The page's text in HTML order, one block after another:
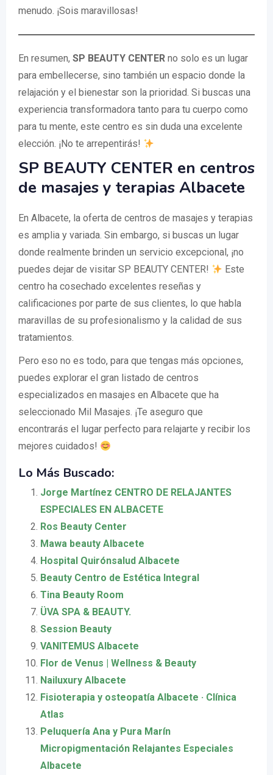
menudo. ¡Sois maravillosas!
En resumen, SP BEAUTY CENTER no solo es un lugar
para embellecerse, sino también un espacio donde la
relajación y el bienestar son la prioridad. Si buscas una
experiencia transformadora tanto para tu cuerpo como
para tu mente, este centro es sin duda una excelente
elección. ¡No te arrepentirás!
SP BEAUTY CENTER en centros
de masajes y terapias Albacete
En Albacete, la oferta de centros de masajes y terapias
es amplia y variada. Sin embargo, si buscas un lugar
donde realmente brinden un servicio excepcional, ¡no
puedes dejar de visitar SP BEAUTY CENTER!
Este
centro ha cosechado excelentes reseñas y
calificaciones por parte de sus clientes, lo que habla
maravillas de su profesionalismo y la calidad de sus
tratamientos.
Pero eso no es todo, para que tengas más opciones,
puedes explorar el gran listado de centros
especializados en masajes en Albacete que ha
seleccionado Mil Masajes. ¡Te aseguro que
encontrarás el lugar perfecto para relajarte y recibir los
mejores cuidados!
Lo Más Buscado:
Jorge Martínez CENTRO DE RELAJANTES
ESPECIALES EN ALBACETE
Ros Beauty Center
Mawa beauty Albacete
Hospital Quirónsalud Albacete
Beauty Centro de Estética Integral
Tina Beauty Room
ÜVA SPA & BEAUTY.
Session Beauty
VANITEMUS Albacete
Flor de Venus | Wellness & Beauty
Nailuxury Albacete
Fisioterapia y osteopatía Albacete · Clínica
Atlas
Peluquería Ana y Pura Marín
Micropigmentación Relajantes Especiales
Albacete